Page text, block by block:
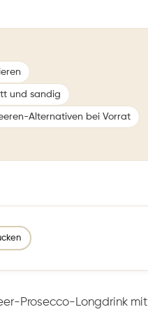
und sandig
Alternativen bei Vorrat
Prosecco-Longdrink mit